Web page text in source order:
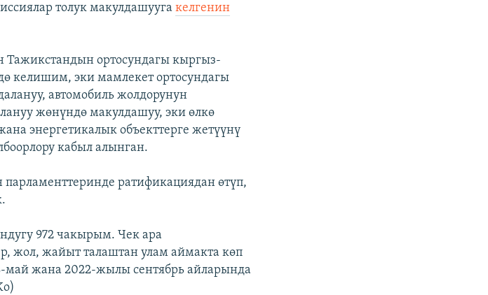
толук макулдашуугакелгенин
Тажикстандын ортосундагы кыргыз-
келишим, эки мамлекет ортосундагы
автомобиль жолдорунун
жөнүндө макулдашуу, эки өлкө
энергетикалык объекттерге жетүүнү
кабыл алынган.
ратификациядан өтүп,
972 чакырым. Чек ара
жол, жайыт талаштан улам аймакта көп
жана 2022-жылы сентябрь айларында